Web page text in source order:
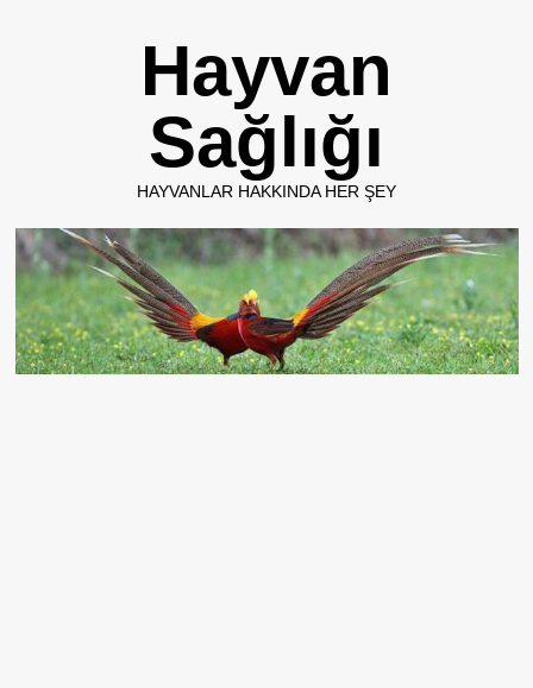
Hayvan
Sağlığı
HAYVANLAR HAKKINDA HER ŞEY